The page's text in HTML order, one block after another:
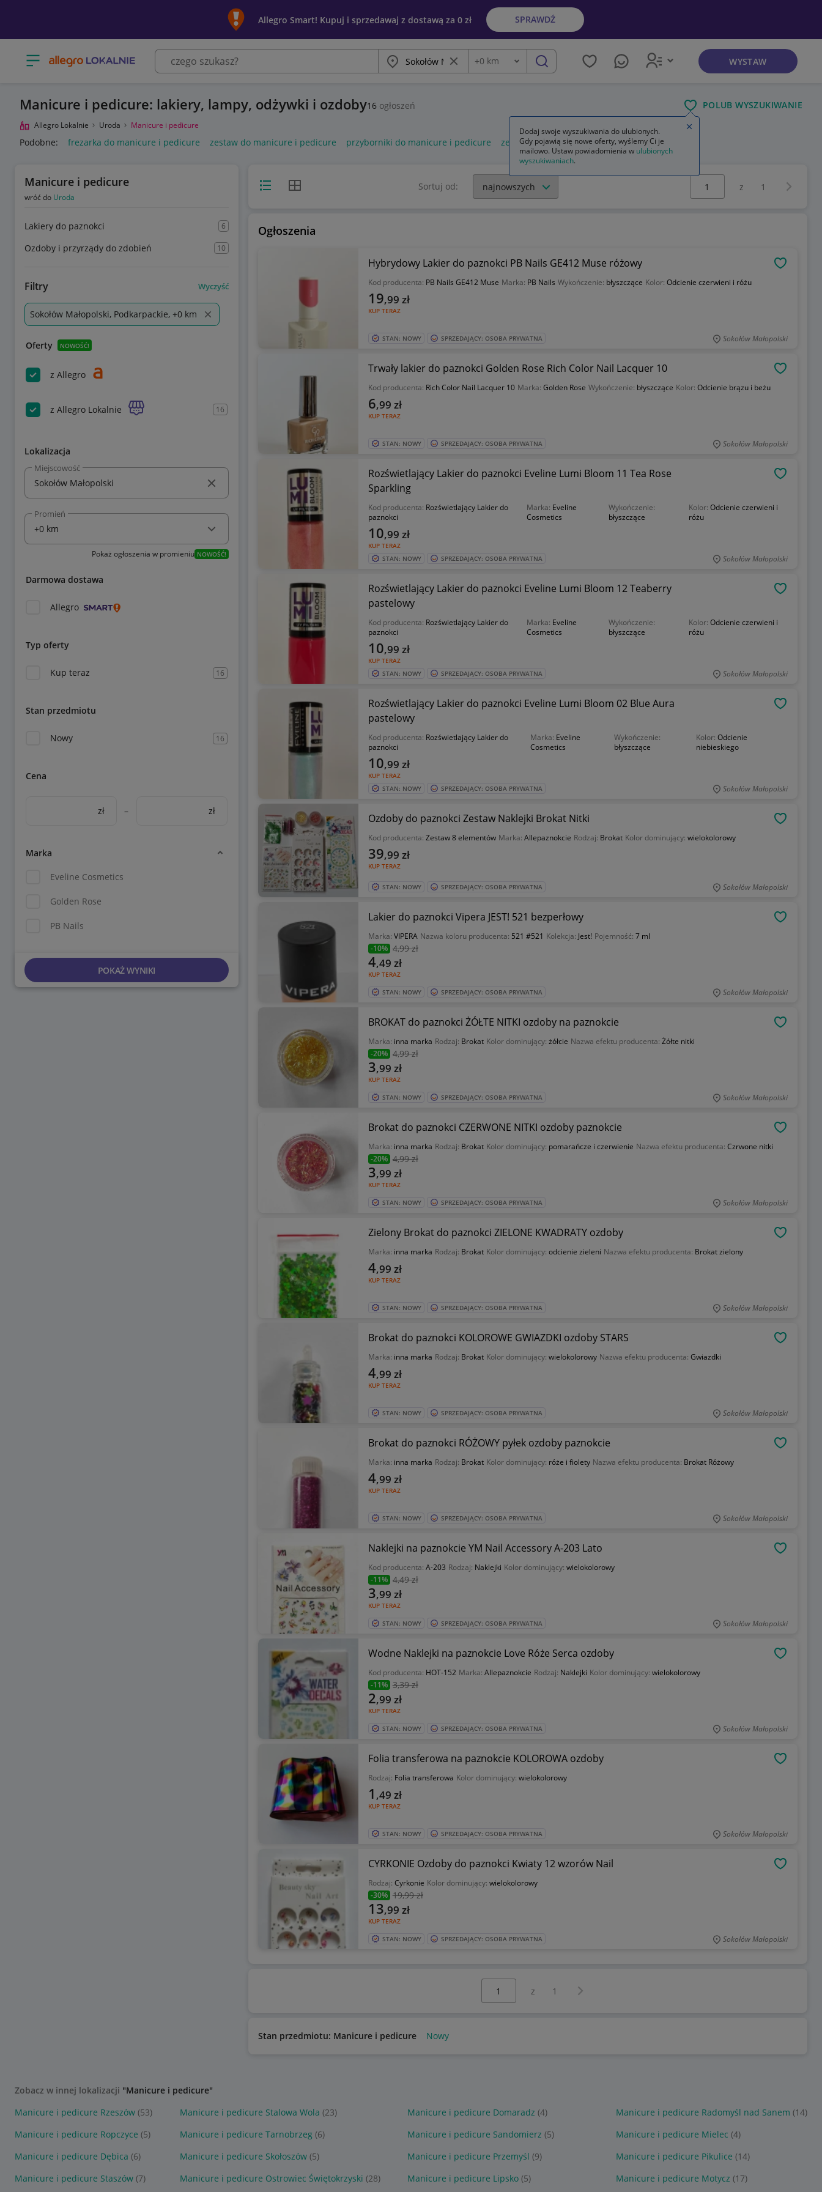
Allegro Smart! Kupuj i sprzedawaj z dostawą za 0 zł SPRAWDŹ
Otwórz menu z kategoriami Miasto Wyczyść frazę
Odległość
+0 km szukaj WYSTAW
Manicure i pedicure: lakiery, lampy, odżywki i ozdoby16 ogłoszeń POLUB WYSZUKIWANIE
Allegro Lokalnie Uroda Manicure i pedicure
Podobne: frezarka do manicure i pedicure zestaw do manicure i pedicure przyborniki do manicure i pedicure zestaw do manicure i pedicure dla mężczyzn
Manicure i pedicure
wróć do Uroda
Lakiery do paznokci 6
Ozdoby i przyrządy do zdobień 10
Filtry Wyczyść
Sokołów Małopolski, Podkarpackie, +0 km
Oferty NOWOŚĆ!
z Allegro
z Allegro Lokalnie 16
Lokalizacja
Miejscowość
Promień
Pokaż ogłoszenia w promieniu NOWOŚĆ!
Darmowa dostawa
Allegro
Typ oferty
Kup teraz 16
Stan przedmiotu
Nowy 16
Cena
zł – zł
Marka
Eveline Cosmetics
Golden Rose
PB Nails
POKAŻ WYNIKI
Widok listyWidok siatki Sortuj od:
Wybierz stronę:
z 1
Ogłoszenia
Hybrydowy Lakier do paznokci PB Nails GE412 Muse różowy
Kod producenta: PB Nails GE412 Muse Marka: PB Nails Wykończenie: błyszczące Kolor: Odcienie czerwieni i różu
KUP TERAZ
19,99 zł
STAN: NOWY SPRZEDAJĄCY: OSOBA PRYWATNA Sokołów Małopolski
Trwały lakier do paznokci Golden Rose Rich Color Nail Lacquer 10
Kod producenta: Rich Color Nail Lacquer 10 Marka: Golden Rose Wykończenie: błyszczące Kolor: Odcienie brązu i beżu
KUP TERAZ
6,99 zł
STAN: NOWY SPRZEDAJĄCY: OSOBA PRYWATNA Sokołów Małopolski
Rozświetlający Lakier do paznokci Eveline Lumi Bloom 11 Tea Rose
Sparkling
Kod producenta: Rozświetlający Lakier do
paznokci
Marka: Eveline
Cosmetics
Wykończenie:
błyszczące
Kolor: Odcienie czerwieni i
różu
KUP TERAZ
10,99 zł
STAN: NOWY SPRZEDAJĄCY: OSOBA PRYWATNA Sokołów Małopolski
Rozświetlający Lakier do paznokci Eveline Lumi Bloom 12 Teaberry
pastelowy
Kod producenta: Rozświetlający Lakier do
paznokci
Marka: Eveline
Cosmetics
Wykończenie:
błyszczące
Kolor: Odcienie czerwieni i
różu
KUP TERAZ
10,99 zł
STAN: NOWY SPRZEDAJĄCY: OSOBA PRYWATNA Sokołów Małopolski
Rozświetlający Lakier do paznokci Eveline Lumi Bloom 02 Blue Aura
pastelowy
Kod producenta: Rozświetlający Lakier do
paznokci
Marka: Eveline
Cosmetics
Wykończenie:
błyszczące
Kolor: Odcienie
niebieskiego
KUP TERAZ
10,99 zł
STAN: NOWY SPRZEDAJĄCY: OSOBA PRYWATNA Sokołów Małopolski
Ozdoby do paznokci Zestaw Naklejki Brokat Nitki
Kod producenta: Zestaw 8 elementów Marka: Allepaznokcie Rodzaj: Brokat Kolor dominujący: wielokolorowy
KUP TERAZ
39,99 zł
STAN: NOWY SPRZEDAJĄCY: OSOBA PRYWATNA Sokołów Małopolski
Lakier do paznokci Vipera JEST! 521 bezperłowy
Marka: VIPERA Nazwa koloru producenta: 521 #521 Kolekcja: Jest! Pojemność: 7 ml
-10% 4,99 zł
KUP TERAZ
4,49 zł
STAN: NOWY SPRZEDAJĄCY: OSOBA PRYWATNA Sokołów Małopolski
BROKAT do paznokci ŻÓŁTE NITKI ozdoby na paznokcie
Marka: inna marka Rodzaj: Brokat Kolor dominujący: żółcie Nazwa efektu producenta: Żółte nitki
-20% 4,99 zł
KUP TERAZ
3,99 zł
STAN: NOWY SPRZEDAJĄCY: OSOBA PRYWATNA Sokołów Małopolski
Brokat do paznokci CZERWONE NITKI ozdoby paznokcie
Marka: inna marka Rodzaj: Brokat Kolor dominujący: pomarańcze i czerwienie Nazwa efektu producenta: Czrwone nitki
-20% 4,99 zł
KUP TERAZ
3,99 zł
STAN: NOWY SPRZEDAJĄCY: OSOBA PRYWATNA Sokołów Małopolski
Zielony Brokat do paznokci ZIELONE KWADRATY ozdoby
Marka: inna marka Rodzaj: Brokat Kolor dominujący: odcienie zieleni Nazwa efektu producenta: Brokat zielony
KUP TERAZ
4,99 zł
STAN: NOWY SPRZEDAJĄCY: OSOBA PRYWATNA Sokołów Małopolski
Brokat do paznokci KOLOROWE GWIAZDKI ozdoby STARS
Marka: inna marka Rodzaj: Brokat Kolor dominujący: wielokolorowy Nazwa efektu producenta: Gwiazdki
KUP TERAZ
4,99 zł
STAN: NOWY SPRZEDAJĄCY: OSOBA PRYWATNA Sokołów Małopolski
Brokat do paznokci RÓŻOWY pyłek ozdoby paznokcie
Marka: inna marka Rodzaj: Brokat Kolor dominujący: róże i fiolety Nazwa efektu producenta: Brokat Różowy
KUP TERAZ
4,99 zł
STAN: NOWY SPRZEDAJĄCY: OSOBA PRYWATNA Sokołów Małopolski
Naklejki na paznokcie YM Nail Accessory A-203 Lato
Kod producenta: A-203 Rodzaj: Naklejki Kolor dominujący: wielokolorowy
-11% 4,49 zł
KUP TERAZ
3,99 zł
STAN: NOWY SPRZEDAJĄCY: OSOBA PRYWATNA Sokołów Małopolski
Wodne Naklejki na paznokcie Love Róże Serca ozdoby
Kod producenta: HOT-152 Marka: Allepaznokcie Rodzaj: Naklejki Kolor dominujący: wielokolorowy
-11% 3,39 zł
KUP TERAZ
2,99 zł
STAN: NOWY SPRZEDAJĄCY: OSOBA PRYWATNA Sokołów Małopolski
Folia transferowa na paznokcie KOLOROWA ozdoby
Rodzaj: Folia transferowa Kolor dominujący: wielokolorowy
KUP TERAZ
1 ,49 zł
STAN: NOWY SPRZEDAJĄCY: OSOBA PRYWATNA Sokołów Małopolski
CYRKONIE Ozdoby do paznokci Kwiaty 12 wzorów Nail
Rodzaj: Cyrkonie Kolor dominujący: wielokolorowy
-30% 19,99 zł
KUP TERAZ
13,99 zł
STAN: NOWY SPRZEDAJĄCY: OSOBA PRYWATNA Sokołów Małopolski
z 1 Następna strona
Stan przedmiotu: Manicure i pedicure Nowy
Zobacz w innej lokalizacji "Manicure i pedicure"
Manicure i pedicure Rzeszów (53) Manicure i pedicure Stalowa Wola (23) Manicure i pedicure Domaradz (4) Manicure i pedicure Radomyśl nad Sanem (14)
Manicure i pedicure Ropczyce (5) Manicure i pedicure Tarnobrzeg (6) Manicure i pedicure Sandomierz (5) Manicure i pedicure Mielec (4)
Manicure i pedicure Dębica (6) Manicure i pedicure Skołoszów (5) Manicure i pedicure Przemyśl (9) Manicure i pedicure Pikulice (14)
Manicure i pedicure Staszów (7) Manicure i pedicure Ostrowiec Świętokrzyski (28) Manicure i pedicure Lipsko (5) Manicure i pedicure Motycz (17)
Dodaj swoje wyszukiwania do ulubionych.
Gdy pojawią się nowe oferty, wyślemy Ci je
mailowo. Ustaw powiadomienia w ulubionych
wyszukiwaniach.
Zamknij wskazówkę